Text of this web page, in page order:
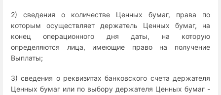
2) сведения о количестве Ценных бумаг, права по
которым осуществляет держатель Ценных бумаг, на
конец операционного дня даты, на которую
определяются лица, имеющие право на получение
Выплаты;
3) сведения о реквизитах банковского счета держателя
Ценных бумаг или по выбору держателя Ценных бумаг -